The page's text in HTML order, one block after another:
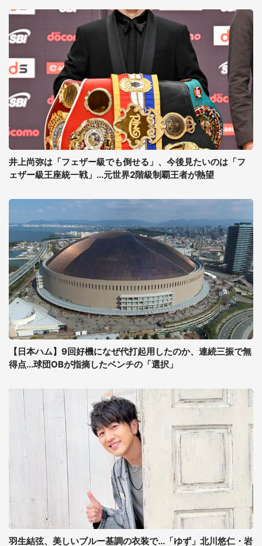
井上尚弥は「フェザー級でも倒せる」、今後見たいのは「フ
ェザー級王座統一戦」...元世界2階級制覇王者が熱望
【日本ハム】9回好機になぜ代打起用したのか、連続三振で無
得点...球団OBが指摘したベンチの「選択」
羽生結弦、美しいブルー基調の衣装で...「ゆず」北川悠仁・岩